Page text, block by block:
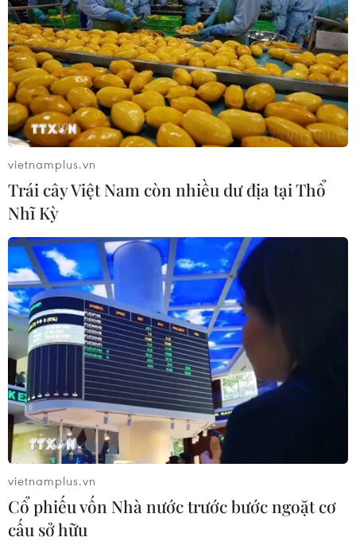
vietnamplus.vn
Trái cây Việt Nam còn nhiều dư địa tại Thổ
Nhĩ Kỳ
vietnamplus.vn
Cổ phiếu vốn Nhà nước trước bước ngoặt cơ
cấu sở hữu